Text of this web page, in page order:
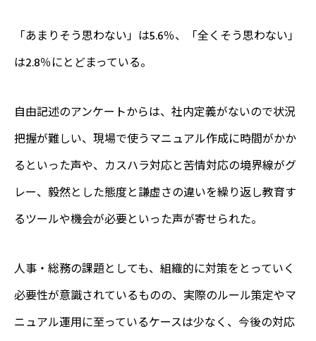
「あまりそう思わない」は5.6％、「全くそう思わない」
は2.8％にとどまっている。
自由記述のアンケートからは、社内定義がないので状況
把握が難しい、現場で使うマニュアル作成に時間がかか
るといった声や、カスハラ対応と苦情対応の境界線がグ
レー、毅然とした態度と謙虚さの違いを繰り返し教育す
るツールや機会が必要といった声が寄せられた。
人事・総務の課題としても、組織的に対策をとっていく
必要性が意識されているものの、実際のルール策定やマ
ニュアル運用に至っているケースは少なく、今後の対応